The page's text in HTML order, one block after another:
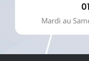
Mardi au